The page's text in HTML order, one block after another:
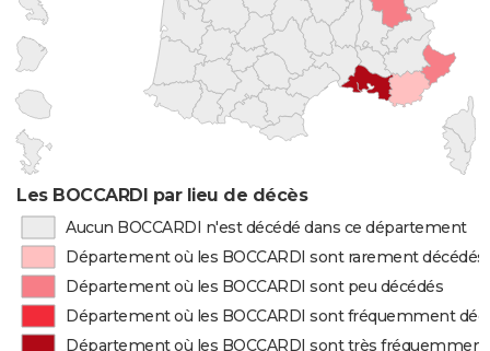
Les BOCCARDI par lieu de décès
Aucun BOCCARDI n'est décédé dans ce département
Département où les BOCCARDI sont rarement décédés
Département où les BOCCARDI sont peu décédés
Département où les BOCCARDI sont fréquemment
Département où les BOCCARDI sont très